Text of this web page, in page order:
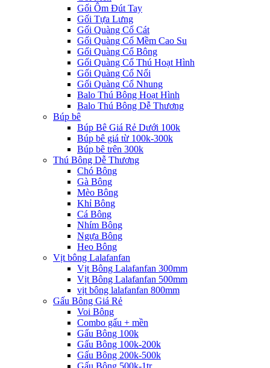
Gối Ôm Đút Tay
Gối Tựa Lưng
Gối Quàng Cổ Cát
Gối Quàng Cổ Mềm Cao Su
Gối Quàng Cổ Bông
Gối Quàng Cổ Thú Hoạt Hình
Gối Quàng Cổ Nổi
Gối Quàng Cổ Nhung
Balo Thú Bông Hoạt Hình
Balo Thú Bông Dễ Thương
Búp bê
Búp Bê Giá Rẻ Dưới 100k
Búp bê giá từ 100k-300k
Búp bê trên 300k
Thú Bông Dễ Thương
Chó Bông
Gà Bông
Mèo Bông
Khỉ Bông
Cá Bông
Nhím Bông
Ngựa Bông
Heo Bông
Vịt bông Lalafanfan
Vịt Bông Lalafanfan 300mm
Vịt Bông Lalafanfan 500mm
vịt bông lalafanfan 800mm
Gấu Bông Giá Rẻ
Voi Bông
Combo gấu + mền
Gấu Bông 100k
Gấu Bông 100k-200k
Gấu Bông 200k-500k
Gấu Bông 500k-1tr